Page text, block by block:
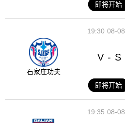
即将开始
08-08
19:30
石家庄功夫
V - S
即将开始
08-08
19:35